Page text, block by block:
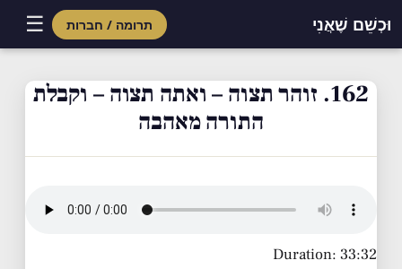
וּכְשֵׁם שֶׁאֲנִי תרומה / חברות ☰
content162. זוהר תצוה – ואתה תצוה – וקבלת
התורה מאהבה
Duration: 33:32